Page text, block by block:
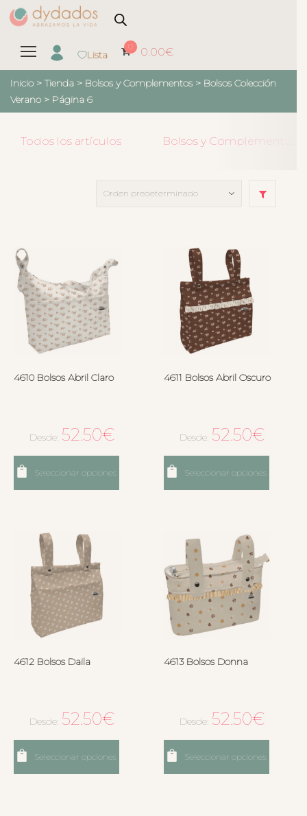
Lista
0 0.00€
Inicio > Tienda > Bolsos y Complementos > Bolsos Colección
Verano > Página 6
Todos los artículos Bolsos y Complementos
4610 Bolsos Abril Claro
Desde: 52.50€
Seleccionar opciones
4611 Bolsos Abril Oscuro
Desde: 52.50€
Seleccionar opciones
4612 Bolsos Daila
Desde: 52.50€
Seleccionar opciones
4613 Bolsos Donna
Desde: 52.50€
Seleccionar opciones